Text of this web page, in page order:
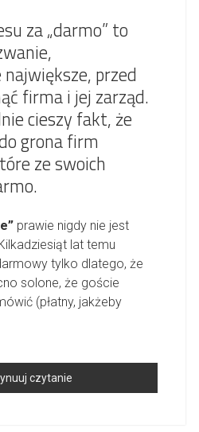
za „darmo” to
przed
firma i jej zarząd.
cieszy fakt, że
grona firm
ze swoich
prawie nigdy nie jest
lat temu
tylko dlatego, że
solone, że goście
(płatny, jakżeby
czytanie
Biurka